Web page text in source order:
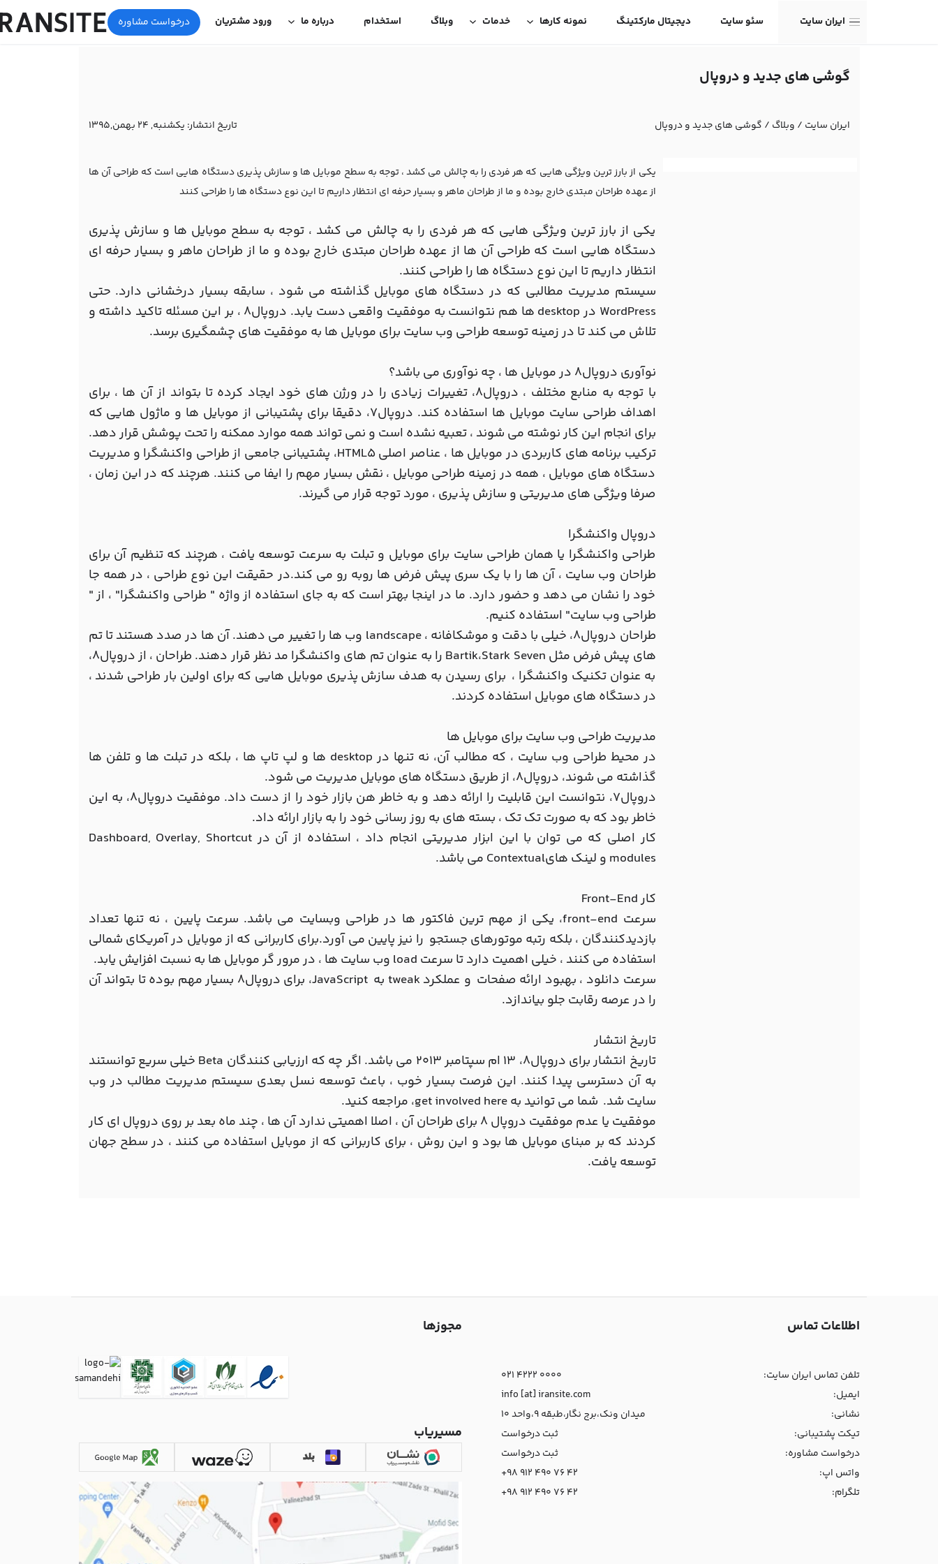
ایران سایت سئو سایت دیجیتال مارکتینگ نمونه کارها خدمات وبلاگ استخدام درباره ما ورود مشتریان درخواست مشاوره
گوشی های جدید و دروپال
ایران سایت / وبلاگ / گوشی های جدید و دروپال تاریخ انتشار: یکشنبه, 24 بهمن,1395
یکی از بارز ترین ویژگی هایی که هر فردی را به چالش می کشد ، توجه به سطح موبایل ها و سازش پذیری دستگاه هایی است که طراحی آن ها
از عهده طراحان مبتدی خارج بوده و ما از طراحان ماهر و بسیار حرفه ای انتظار داریم تا این نوع دستگاه ها را طراحی کنند
یکی از بارز ترین ویژگی هایی که هر فردی را به چالش می کشد ، توجه به سطح موبایل ها و سازش پذیری
دستگاه هایی است که طراحی آن ها از عهده طراحان مبتدی خارج بوده و ما از طراحان ماهر و بسیار حرفه ای
انتظار داریم تا این نوع دستگاه ها را طراحی کنند.
سیستم مدیریت مطالبی که در دستگاه های موبایل گذاشته می شود ، سابقه بسیار درخشانی دارد. حتی
WordPress در desktop ها هم نتوانست به موفقیت واقعی دست یابد. دروپال8 ، بر این مسئله تاکید داشته و
تلاش می کند تا در زمینه توسعه طراحی وب سایت برای موبایل ها به موفقیت های چشمگیری برسد.
نوآوری دروپال8 در موبایل ها ، چه نوآوری می باشد؟
با توجه به منابع مختلف ، دروپال8، تغییرات زیادی را در ورژن های خود ایجاد کرده تا بتواند از آن ها ، برای
اهداف طراحی سایت موبایل ها استفاده کند. دروپال7، دقیقا برای پشتیبانی از موبایل ها و ماژول هایی که
برای انجام این کار نوشته می شوند ، تعبیه نشده است و نمی تواند همه موارد ممکنه را تحت پوشش قرار دهد.
ترکیب برنامه های کاربردی در موبایل ها ، عناصر اصلی HTML5، پشتیبانی جامعی از طراحی واکنشگرا و مدیریت
دستگاه های موبایل ، همه در زمینه طراحی موبایل ، نقش بسیار مهم را ایفا می کنند. هرچند که در این زمان ،
صرفا ویژگی های مدیریتی و سازش پذیری ، مورد توجه قرار می گیرند.
دروپال واکنشگرا
طراحی واکنشگرا یا همان طراحی سایت برای موبایل و تبلت به سرعت توسعه یافت ، هرچند که تنظیم آن برای
طراحان وب سایت ، آن ها را با یک سری پیش فرض ها روبه رو می کند.در حقیقت این نوع طراحی ، در همه جا
خود را نشان می دهد و حضور دارد. ما در اینجا بهتر است که به جای استفاده از واژه " طراحی واکنشگرا" ، از "
طراحی وب سایت" استفاده کنیم.
طراحان دروپال8، خیلی با دقت و موشکافانه ، landscape وب ها را تغییر می دهند. آن ها در صدد هستند تا تم
های پیش فرض مثل Bartik،Stark Seven را به عنوان تم های واکنشگرا مد نظر قرار دهند. طراحان ، از دروپال8،
به عنوان تکنیک واکنشگرا ، برای رسیدن به هدف سازش پذیری موبایل هایی که برای اولین بار طراحی شدند ،
در دستگاه های موبایل استفاده کردند.
مدیریت طراحی وب سایت برای موبایل ها
در محیط طراحی وب سایت ، که مطالب آن، نه تنها در desktop ها و لپ تاپ ها ، بلکه در تبلت ها و تلفن ها
گذاشته می شوند، دروپال8، از طریق دستگاه های موبایل مدیریت می شود.
دروپال7، نتوانست این قابلیت را ارائه دهد و به خاطر هن بازار خود را از دست داد. موفقیت دروپال8، به این
خاطر بود که به صورت تک تک ، بسته های به روز رسانی خود را به بازار ارائه داد.
کار اصلی که می توان با این ابزار مدیریتی انجام داد ، استفاده از آن در Dashboard, Overlay, Shortcut
modules و لینک هایContextual می باشد.
کار Front-End
سرعت front-end، یکی از مهم ترین فاکتور ها در طراحی وبسایت می باشد. سرعت پایین ، نه تنها تعداد
بازدیدکنندگان ، بلکه رتبه موتورهای جستجو را نیز پایین می آورد.برای کاربرانی که از موبایل در آمریکای شمالی
استفاده می کنند ، خیلی اهمیت دارد تا سرعت load وب سایت ها ، در مرور گر موبایل ها به نسبت افزایش یابد.
سرعت دانلود ، بهبود ارائه صفحات و عملکرد tweak به JavaScript، برای دروپال8 بسیار مهم بوده تا بتواند آن
را در عرصه رقابت جلو بیاندازد.
تاریخ انتشار
تاریخ انتشار برای دروپال8، 13 ام سپتامبر 2013 می باشد. اگر چه که ارزیابی کنندگان Beta خیلی سریع توانستند
به آن دسترسی پیدا کنند. این فرصت بسیار خوب ، باعث توسعه نسل بعدی سیستم مدیریت مطالب در وب
سایت شد. شما می توانید به get involved here، مراجعه کنید.
موفقیت یا عدم موفقیت دروپال 8 برای طراحان آن ، اصلا اهمیتی ندارد آن ها ، چند ماه بعد بر روی دروپال ای کار
کردند که بر مبنای موبایل ها بود و این روش ، برای کاربرانی که از موبایل استفاده می کنند ، در سطح جهان
توسعه یافت.
اطلاعات تماس
تلفن تماس ایران سایت:
021 4222 0000
ایمیل:
info [at] iransite.com
نشانی:
میدان ونک،برج نگار،طبقه 9،واحد 10
تیکت پشتیبانی:
ثبت درخواست
درخواست مشاوره:
ثبت درخواست
واتس اپ:
+98 912 490 76 42
تلگرام:
+98 912 490 76 42
مجوزها
مسیریاب